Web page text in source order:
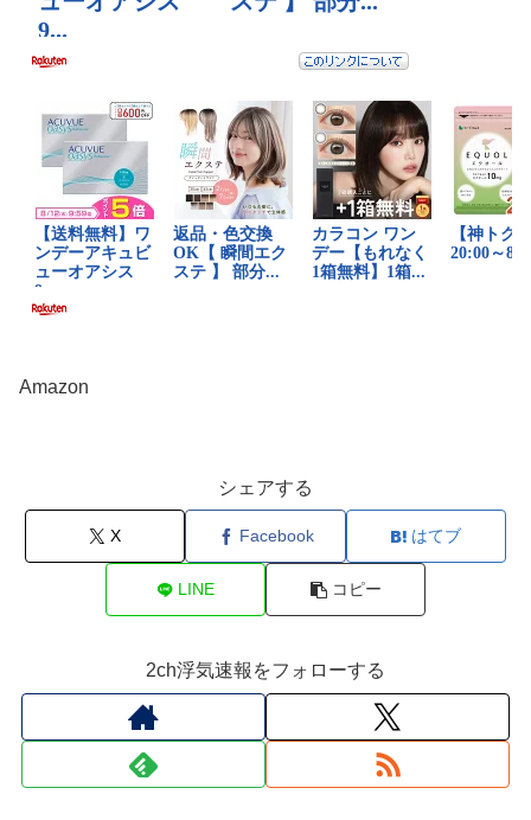
Amazon
シェアする
X Facebook はてブ
LINE コピー
2ch浮気速報をフォローする